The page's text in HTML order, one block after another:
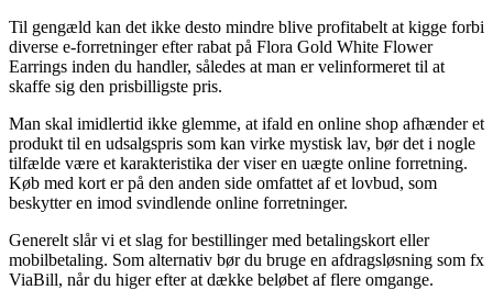
Til gengæld kan det ikke desto mindre blive profitabelt at kigge forbi
diverse e-forretninger efter rabat på Flora Gold White Flower
Earrings inden du handler, således at man er velinformeret til at
skaffe sig den prisbilligste pris.
Man skal imidlertid ikke glemme, at ifald en online shop afhænder et
produkt til en udsalgspris som kan virke mystisk lav, bør det i nogle
tilfælde være et karakteristika der viser en uægte online forretning.
Køb med kort er på den anden side omfattet af et lovbud, som
beskytter en imod svindlende online forretninger.
Generelt slår vi et slag for bestillinger med betalingskort eller
mobilbetaling. Som alternativ bør du bruge en afdragsløsning som fx
ViaBill, når du higer efter at dække beløbet af flere omgange.